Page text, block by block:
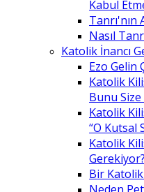
Kabul
Nasıl
Katolik İnancı
Ezo Gelin
Katolik
Bunu Size
Katolik
“O Kutsal
Katolik
Gerekiyor?
Bir Katolik